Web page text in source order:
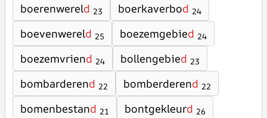
boerenwereld 23 boerkaverbod 24
boevenwereld 25 boezemgebied 24
boezemvriend 24 bollengebied 23
bombarderend 22 bomberderend 22
bomenbestand 21 bontgekleurd 26